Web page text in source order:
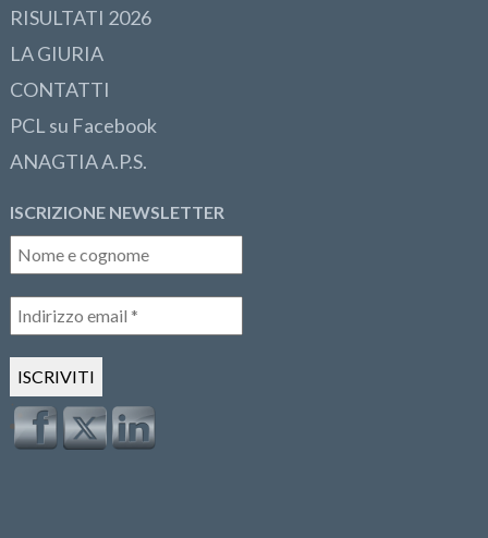
RISULTATI 2026
LA GIURIA
CONTATTI
PCL su Facebook
ANAGTIA A.P.S.
ISCRIZIONE NEWSLETTER